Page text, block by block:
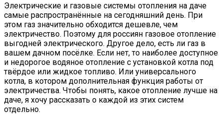
Электрические и газовые системы отопления на даче
самые распространённые на сегодняшний день. При
этом газ значительно обходится дешевле, чем
электричество. Поэтому для россиян газовое отопление
выгодней электрического. Другое дело, есть ли газ в
вашем дачном посёлке. Если нет, то наиболее доступное
и недорогое водяное отопление с установкой котла под
твёрдое или жидкое топливо. Или универсального
котла, в котором дополнительная функция работы от
электричества. Чтобы понять, какое отопление лучше на
даче, я хочу рассказать о каждой из этих систем
отдельно.